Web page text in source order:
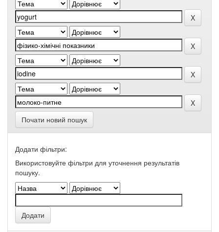
Почати новий пошук
Додати фільтри:
Використовуйте фільтри для уточнення результатів
пошуку.